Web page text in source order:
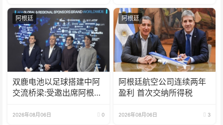
阿根廷
双鹿电池以足球搭建中阿
交流桥梁:受邀出席阿根廷
2026年08月06日 0
阿根廷
阿根廷航空公司连续两年
盈利 首次交纳所得税
2026年08月06日 3